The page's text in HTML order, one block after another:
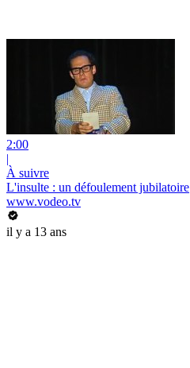
2:00
|
À suivre
L'insulte : un défoulement jubilatoire
www.vodeo.tv
il y a 13 ans